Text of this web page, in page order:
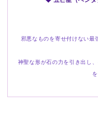
邪悪なものを寄せ付けない最
神聖な形が石の力を引き出し